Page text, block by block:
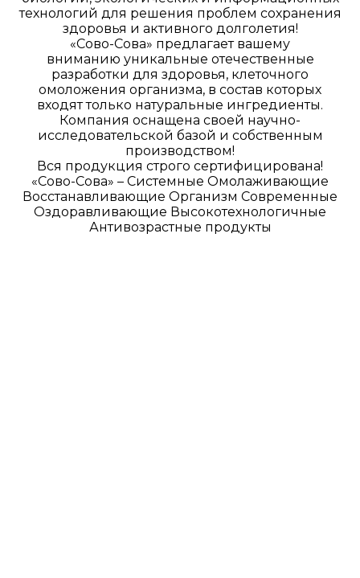
технологий для решения проблем сохранения
здоровья и активного долголетия!
«Сово-Сова» предлагает вашему
вниманию уникальные отечественные
разработки для здоровья, клеточного
омоложения организма, в состав которых
входят только натуральные ингредиенты.
Компания оснащена своей научно-
исследовательской базой и собственным
производством!
Вся продукция строго сертифицирована!
«Сово-Сова» – Системные Омолаживающие
Восстанавливающие Организм Современные
Оздоравливающие Высокотехнологичные
Антивозрастные продукты